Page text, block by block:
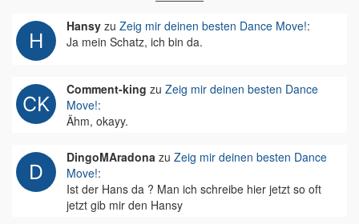
Hansy zu Zeig mir deinen besten Dance Move!:
Ja mein Schatz, ich bin da.
Comment-king zu Zeig mir deinen besten Dance
Move!:
Ähm, okayy.
DingoMAradona zu Zeig mir deinen besten Dance
Move!:
Ist der Hans da ? Man ich schreibe hier jetzt so oft
jetzt gib mir den Hansy